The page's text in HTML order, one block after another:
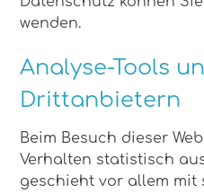
wenden.
Analyse-Tools
Dritt­anbietern
Beim Besuch dieser
Verhalten statistisch
geschieht vor allem mit